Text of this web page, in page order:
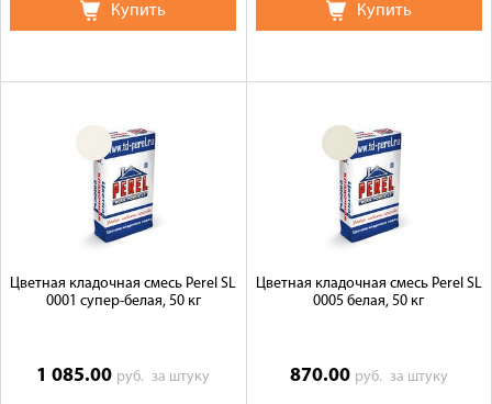
Купить Купить
Цветная кладочная смесь Perel SL
0001 супер-белая, 50 кг
1 085.00 руб.за штуку
Цветная кладочная смесь Perel SL
0005 белая, 50 кг
870.00 руб. за штуку